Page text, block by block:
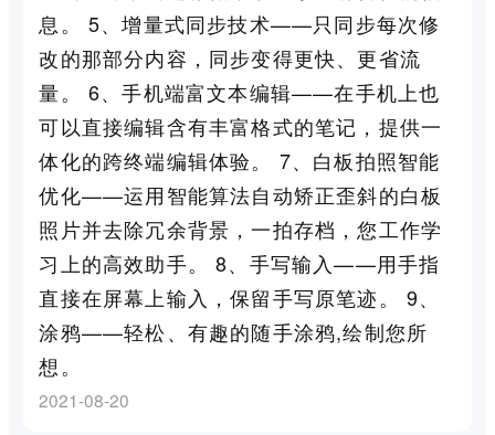
息。 5、增量式同步技术——只同步每次修
改的那部分内容，同步变得更快、更省流
量。 6、手机端富文本编辑——在手机上也
可以直接编辑含有丰富格式的笔记，提供一
体化的跨终端编辑体验。 7、白板拍照智能
优化——运用智能算法自动矫正歪斜的白板
照片并去除冗余背景，一拍存档，您工作学
习上的高效助手。 8、手写输入——用手指
直接在屏幕上输入，保留手写原笔迹。 9、
涂鸦——轻松、有趣的随手涂鸦,绘制您所
想。
2021-08-20